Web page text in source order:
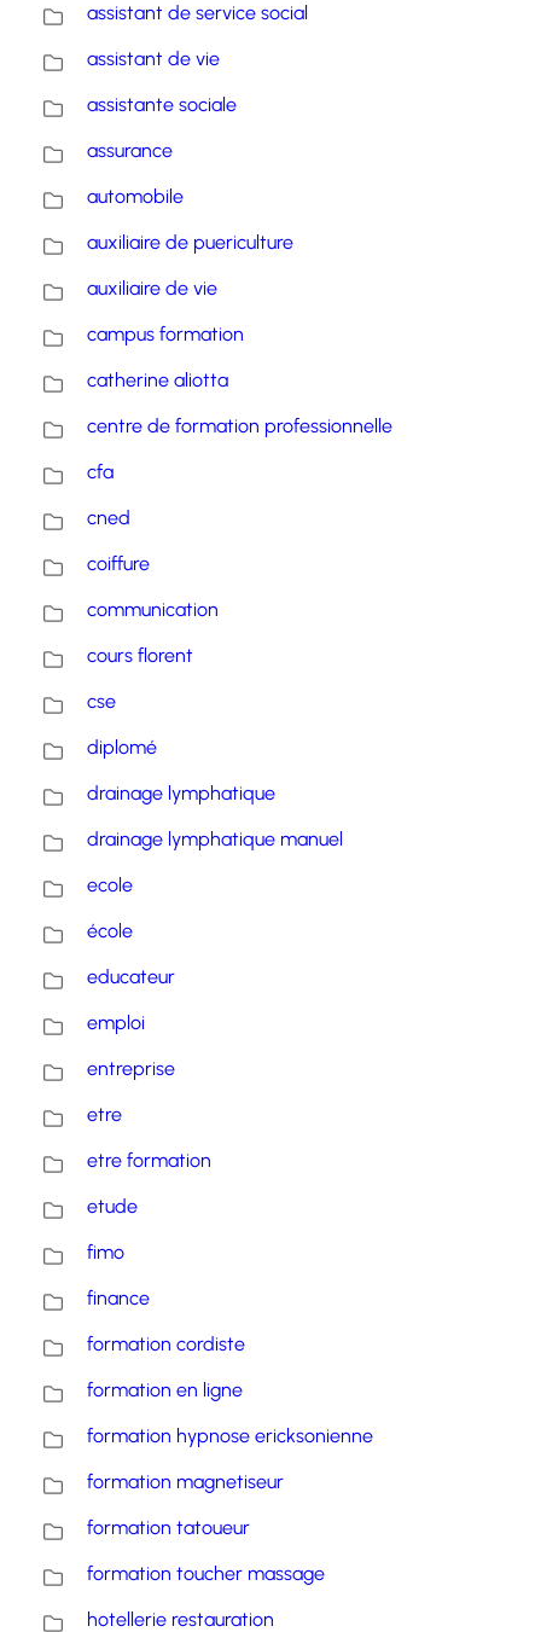
assistant de service social
assistant de vie
assistante sociale
assurance
automobile
auxiliaire de puericulture
auxiliaire de vie
campus formation
catherine aliotta
centre de formation professionnelle
cfa
cned
coiffure
communication
cours florent
cse
diplomé
drainage lymphatique
drainage lymphatique manuel
ecole
école
educateur
emploi
entreprise
etre
etre formation
etude
fimo
finance
formation cordiste
formation en ligne
formation hypnose ericksonienne
formation magnetiseur
formation tatoueur
formation toucher massage
hotellerie restauration